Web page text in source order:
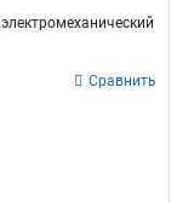
Сравнить